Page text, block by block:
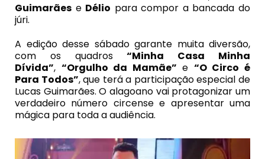
Guimarães e Délio para compor a bancada do
júri.
A edição desse sábado garante muita diversão,
com os quadros“Minha Casa Minha
Dívida”, “Orgulho da Mamãe” e “O Circo é
Para Todos”, que terá a participação especial de
Lucas Guimarães. O alagoano vai protagonizar um
verdadeiro número circense e apresentar uma
mágica para toda a audiência.